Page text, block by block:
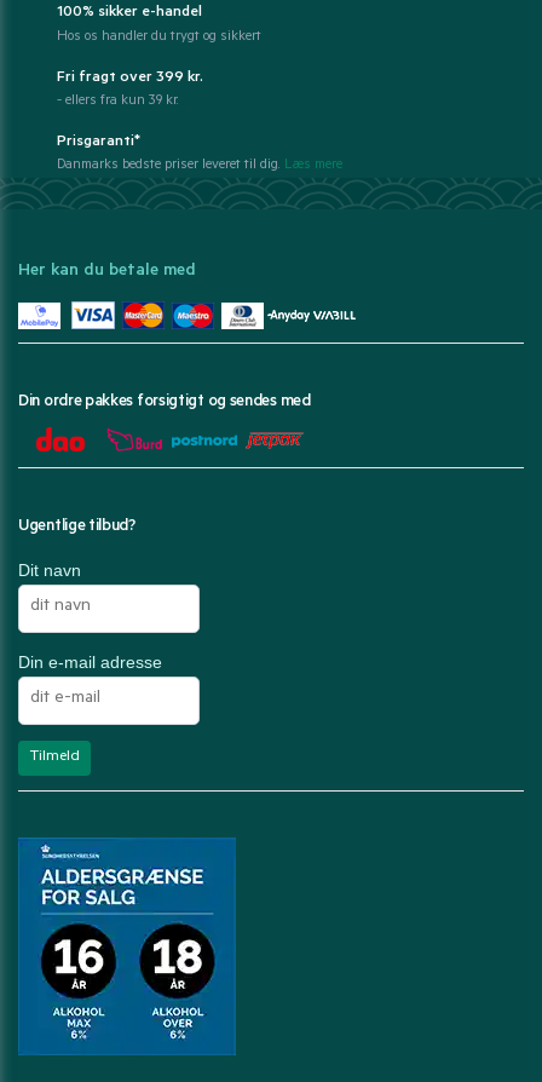
100% sikker e-handel
Hos os handler du trygt og sikkert
Fri fragt over 399 kr.
- ellers fra kun 39 kr.
Prisgaranti*
Danmarks bedste priser leveret til dig. Læs mere
Her kan du betale med
Din ordre pakkes forsigtigt og sendes med
Ugentlige tilbud?
Dit navn
Din e-mail adresse